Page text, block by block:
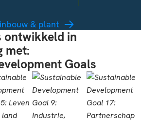
& plant
ontwikkeld in
met:
Goals